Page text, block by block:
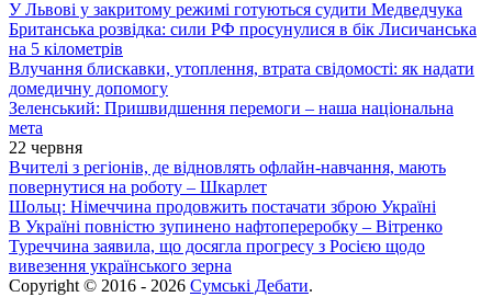
У Львові у закритому режимі готуються судити Медведчука
Британська розвідка: сили РФ просунулися в бік Лисичанська
на 5 кілометрів
Влучання блискавки, утоплення, втрата свідомості: як надати
домедичну допомогу
Зеленський: Пришвидшення перемоги – наша національна
мета
22 червня
Вчителі з регіонів, де відновлять офлайн-навчання, мають
повернутися на роботу – Шкарлет
Шольц: Німеччина продовжить постачати зброю Україні
В Україні повністю зупинено нафтопереробку – Вітренко
Туреччина заявила, що досягла прогресу з Росією щодо
вивезення українського зерна
Copyright © 2016 - 2026 Сумські Дебати.